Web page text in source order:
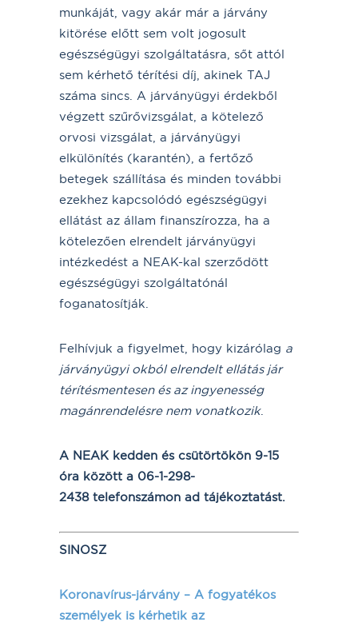
munkáját, vagy akár már a járvány
kitörése előtt sem volt jogosult
egészségügyi szolgáltatásra, sőt attól
sem kérhető térítési díj, akinek TAJ
száma sincs. A járványügyi érdekből
végzett szűrővizsgálat, a kötelező
orvosi vizsgálat, a járványügyi
elkülönítés (karantén), a fertőző
betegek szállítása és minden további
ezekhez kapcsolódó egészségügyi
ellátást az állam finanszírozza, ha a
kötelezően elrendelt járványügyi
intézkedést a NEAK-kal szerződött
egészségügyi szolgáltatónál
foganatosítják.
Felhívjuk a figyelmet, hogy kizárólag a
járványügyi okból elrendelt ellátás jár
térítésmentesen és az ingyenesség
magánrendelésre nem vonatkozik.
A NEAK kedden és csütörtökön 9-15
óra között a 06-1-298-
2438 telefonszámon ad tájékoztatást.
SINOSZ
Koronavírus-járvány – A fogyatékos
személyek is kérhetik az